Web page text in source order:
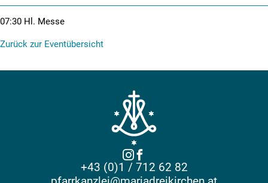
07:30 Hl. Messe
Zurück zur Eventübersicht
+43 (0)1 / 712 62 82